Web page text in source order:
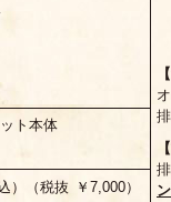
ト本体
）（税抜 ￥7,000）